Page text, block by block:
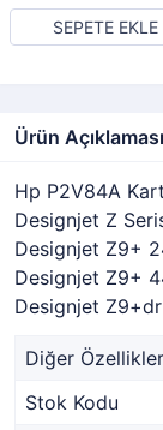
SEPETE EKLE
Ürün Açıklaması
Hp P2V84A
Designjet Z
Designjet Z9+
Designjet Z9+
Designjet
Diğer Özellikler
Stok Kodu